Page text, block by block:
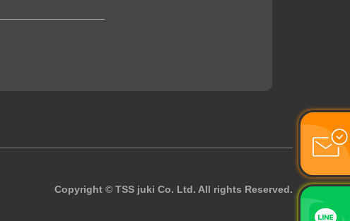
Copyright © TSS juki Co. Ltd. All rights Reserved.